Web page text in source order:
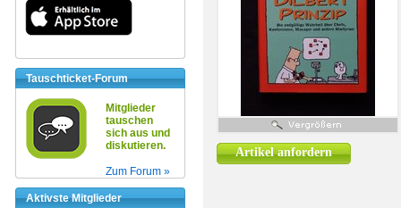
Tauschticket-Forum
Mitglieder
tauschen
sich aus und
diskutieren.
Zum Forum »
Aktivste Mitglieder
Artikel anfordern